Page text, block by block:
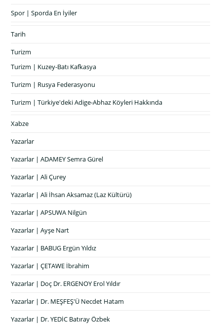
Spor | Sporda En İyiler
Tarih
Turizm
Turizm | Kuzey-Batı Kafkasya
Turizm | Rusya Federasyonu
Turizm | Türkiye'deki Adige-Abhaz Köyleri Hakkında
Xabze
Yazarlar
Yazarlar | ADAMEY Semra Gürel
Yazarlar | Ali Çurey
Yazarlar | Ali İhsan Aksamaz (Laz Kültürü)
Yazarlar | APSUWA Nilgün
Yazarlar | Ayşe Nart
Yazarlar | BABUG Ergün Yıldız
Yazarlar | ÇETAWE İbrahim
Yazarlar | Doç Dr. ERGENOY Erol Yıldır
Yazarlar | Dr. MEŞFEŞ'Ü Necdet Hatam
Yazarlar | Dr. YEDİC Batıray Özbek